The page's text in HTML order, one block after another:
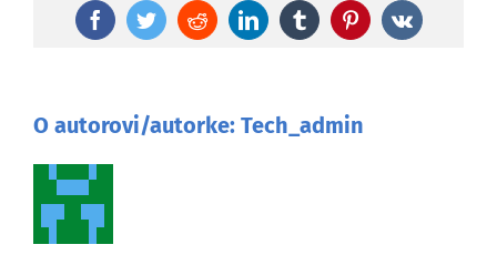
FacebookTwitterRedditLinkedInTumblr Pinterest
Vk
O autorovi/autorke: Tech_admin